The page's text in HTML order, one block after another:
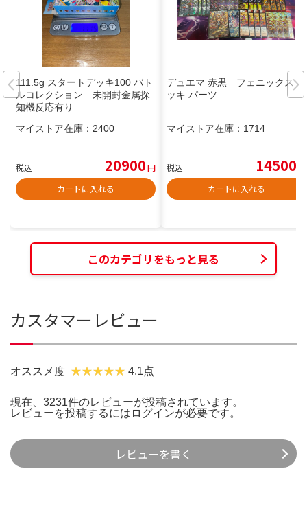
111.5g スタートデッキ100 バト
ルコレクション 未開封金属探
知機反応有り
マイストア在庫： 2400
税込 20900円
カートに入れる
デュエマ 赤黒 フェニックス デ
ッキ パーツ
マイストア在庫： 1714
税込 14500
カートに入れる
このカテゴリをもっと見る
カスタマーレビュー
オススメ度 4.1点
現在、3231件のレビューが投稿されています。
レビューを投稿するには ログインが必要です。
レビューを書く